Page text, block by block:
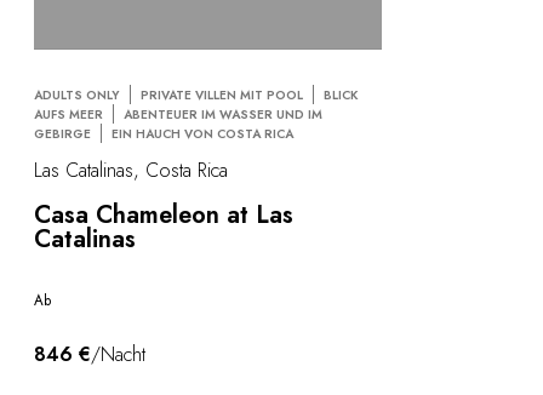
ADULTS ONLY PRIVATE VILLEN MIT POOL
BLICK
AUFS MEER
ABENTEUER IM WASSER UND IM
GEBIRGE
EIN HAUCH VON COSTA RICA
Las Catalinas, Costa Rica
Casa Chameleon at Las
Catalinas
Ab
846 €/Nacht